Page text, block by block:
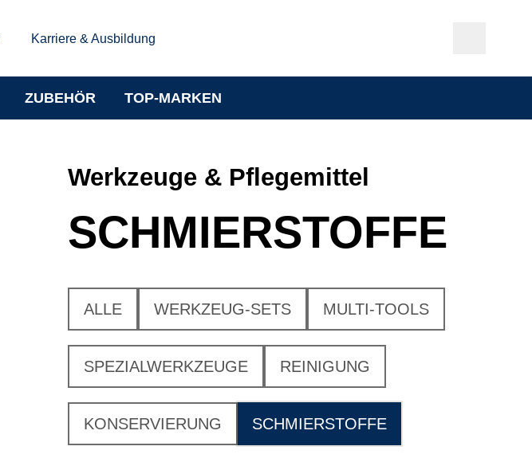
Karriere & Ausbildung
ZUBEHÖR TOP-MARKEN
Werkzeuge & Pflegemittel
SCHMIERSTOFFE
ALLE WERKZEUG-SETS MULTI-TOOLS
SPEZIALWERKZEUGE REINIGUNG
KONSERVIERUNG SCHMIERSTOFFE